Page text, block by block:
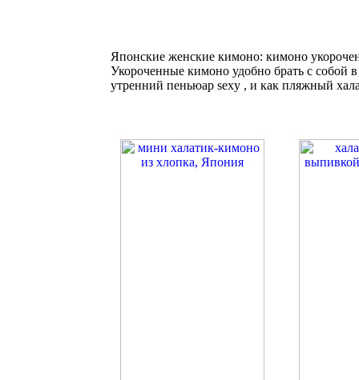
Японские женские кимоно: кимоно
Укороченные кимоно удобно брать с собой
утренний пеньюар sexy , и как пляжный